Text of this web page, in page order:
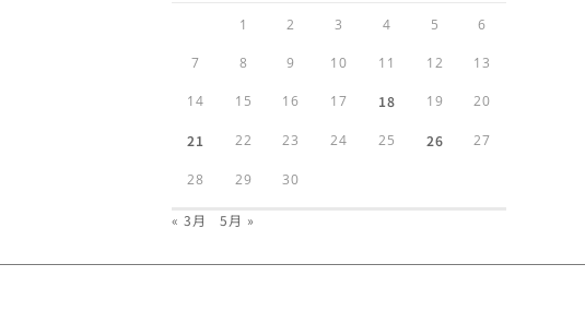
1 2 3 4 5 6
7 8 9 10 11 12 13
14 15 16 17 18 19 20
21 22 23 24 25 26 27
28 29 30
« 3月 5月 »